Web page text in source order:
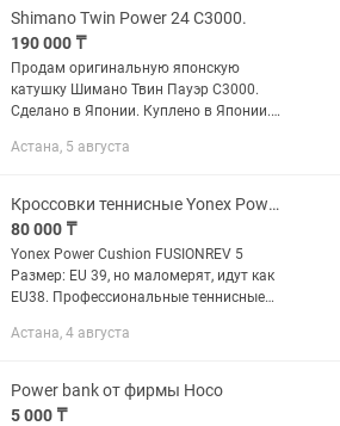
усилитель...
Shimano Twin Power 24 C3000.
190 000 ₸
Продам оригинальную японскую
катушку Шимано Твин Пауэр С3000.
Сделано в Японии. Куплено в Японии.
Нагрузка на фрикцион - 9кг.
Астана, 5 августа
Кроссовки теннисные Yonex Power Cushion FUSIONREV 5
80 000 ₸
Yonex Power Cushion FUSIONREV 5
Размер: EU 39, но маломерят, идут как
EU38. Профессиональные теннисные
Yonex. Модель создана для игроков,
Астана, 4 августа
Power bank от фирмы Hoco
5 000 ₸